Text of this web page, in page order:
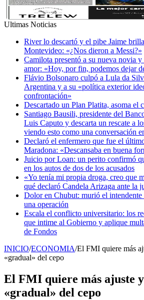
Ultimas Noticias
River lo descartó y el pibe Jaime
Montevideo: «¿Nos dieron a Messi?»
Camilota presentó a su nueva novia
amor: «Hoy, por fin, podemos dejar
Flávio Bolsonaro culpó a Lula da
Argentina y a su «política exterior
confrontación»
Descartado un Plan Platita, asoma el
Santiago Bausili, presidente del
Luis Caputo y descarta un rescate a
viendo esto como una conversación
Declaró el enfermero que fue el
Maradona: «Descansaba en buena
Juicio por Loan: un perito confirmó
en los autos de dos de los acusados
«Yo tenía mi propia droga, creo que
qué declaró Candela Arizaga ante la
Dolor en Chubut: murió el intendente
una operación
Escala el conflicto universitario: los
que intime al Gobierno y aplique
de Fondos
INICIO/ECONOMIA/El FMI quiere más
«gradual» del cepo
El FMI quiere más ajuste
«gradual» del cepo